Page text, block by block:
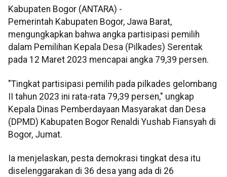
Kabupaten Bogor (ANTARA) -
Pemerintah Kabupaten Bogor, Jawa Barat,
mengungkapkan bahwa angka partisipasi pemilih
dalam Pemilihan Kepala Desa (Pilkades) Serentak
pada 12 Maret 2023 mencapai angka 79,39 persen.
"Tingkat partisipasi pemilih pada pilkades gelombang
II tahun 2023 ini rata-rata 79,39 persen," ungkap
Kepala Dinas Pemberdayaan Masyarakat dan Desa
(DPMD) Kabupaten Bogor Renaldi Yushab Fiansyah di
Bogor, Jumat.
Ia menjelaskan, pesta demokrasi tingkat desa itu
diselenggarakan di 36 desa yang ada di 26